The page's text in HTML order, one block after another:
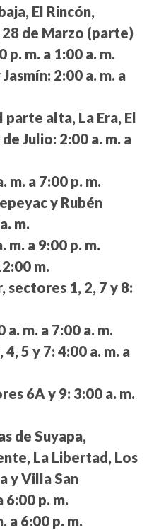
El Rincón,
de Marzo (parte)
p. m. a 1:00 a. m.
2:00 a. m. a
alta, La Era, El
Julio: 2:00 a. m. a
m. a 7:00 p. m.
y Rubén
m.
m. a 9:00 p. m.
m.
sectores 1, 2, 7 y 8:
a. m. a 7:00 a. m.
5 y 7: 4:00 a. m. a
6A y 9: 3:00 a. m.
de Suyapa,
La Libertad, Los
y Villa San
6:00 p. m.
a 6:00 p. m.